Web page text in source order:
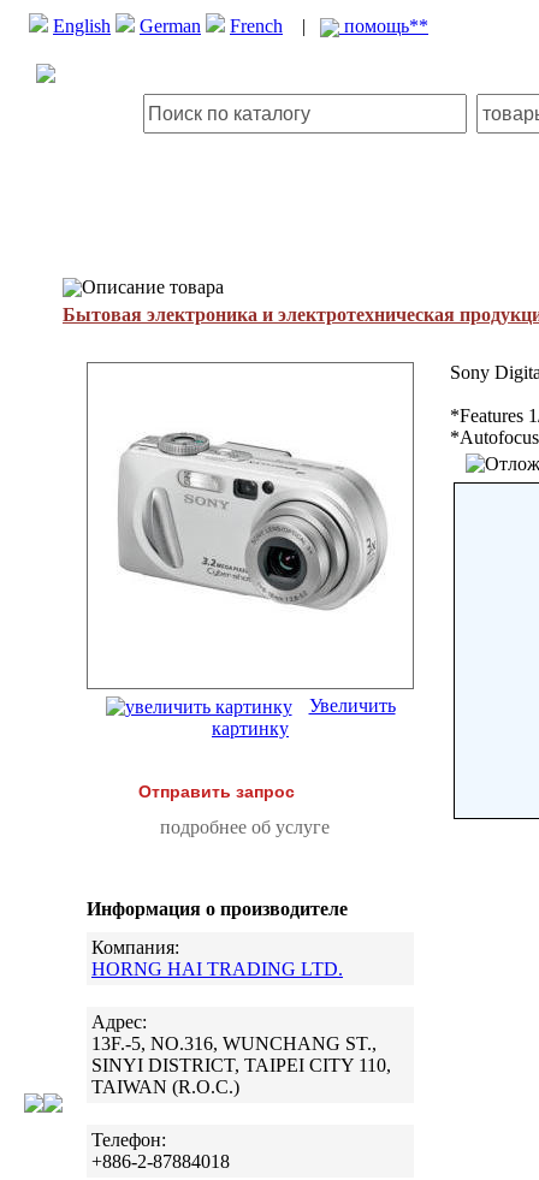
English German French | помощь**
Описание товара
Бытовая электроника и электротехническая
Увеличить
картинку
Отправить запрос
подробнее об услуге
Информация о производителе
Компания:
HORNG HAI TRADING LTD.
Адрес:
13F.-5, NO.316, WUNCHANG ST.,
SINYI DISTRICT, TAIPEI CITY 110,
TAIWAN (R.O.C.)
Телефон:
+886-2-87884018
Sony
*Features